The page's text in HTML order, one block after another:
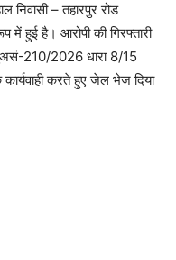
निवासी – तहारपुर रोड
में हुई है। आरोपी की गिरफ्तारी
210/2026 धारा 8/15
करते हुए जेल भेज दिया